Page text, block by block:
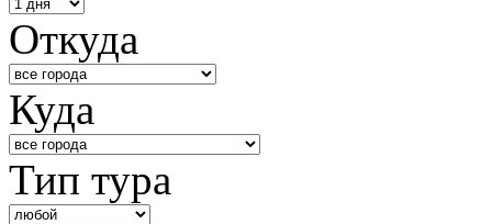
Откуда
Куда
Тип тура